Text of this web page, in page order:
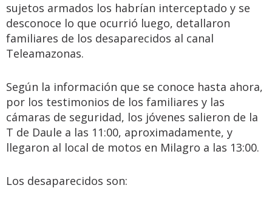
sujetos armados los habrían interceptado y se
desconoce lo que ocurrió luego, detallaron
familiares de los desaparecidos al canal
Teleamazonas.
Según la información que se conoce hasta ahora,
por los testimonios de los familiares y las
cámaras de seguridad, los jóvenes salieron de la
T de Daule a las 11:00, aproximadamente, y
llegaron al local de motos en Milagro a las 13:00.
Los desaparecidos son: